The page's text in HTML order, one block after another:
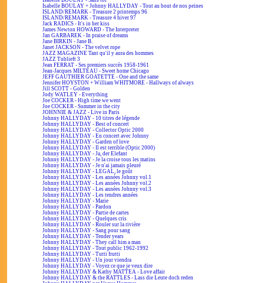
Isabelle BOULAY + Johnny HALLYDAY - Tout au bout de nos peines
ISLAND/REMARK - Treasure 2 printemps 96
ISLAND/REMARK - Treasure 4 hiver 97
Jack RADICS - It's in her kiss
James Newton HOWARD - The Interpreter
Jan GARBAREK - In praise of dreams
Jane BIRKIN - Jane B.
Janet JACKSON - The velvet rope
JAZZ MAGAZINE Tant qu'il y aura des hommes
JAZZ Tublieft 3
Jean FERRAT - Ses premiers succès 1958-1961
Jean-Jacques MILTEAU - Sweet home Chicago
JEFF GAUTHIER GOATETTE - One and the same
Jennifer HOYSTON + William WHITMORE - Hallways of always
Jill SCOTT - Golden
Jody WATLEY - Everything
Joe COCKER - High time we went
Joe COCKER - Summer in the city
JOHNNIE & JAZZ - Live in Paris
Johnny HALLYDAY - 10 titres de légende
Johnny HALLYDAY - Best of concert
Johnny HALLYDAY - Collector Optic 2000
Johnny HALLYDAY - En concert avec Johnny
Johnny HALLYDAY - Garden of love
Johnny HALLYDAY - Il est terrible (Optic 2000)
Johnny HALLYDAY - Ja, der Elefant
Johnny HALLYDAY - Je la croise tous les matins
Johnny HALLYDAY - Je n'ai jamais pleuré
Johnny HALLYDAY - LEGAL, le goût
Johnny HALLYDAY - Les années Johnny vol.1
Johnny HALLYDAY - Les années Johnny vol.2
Johnny HALLYDAY - Les années Johnny vol.3
Johnny HALLYDAY - Les tendres années
Johnny HALLYDAY - Marie
Johnny HALLYDAY - Pardon
Johnny HALLYDAY - Partie de cartes
Johnny HALLYDAY - Quelques cris
Johnny HALLYDAY - Rouler sur la rivière
Johnny HALLYDAY - Sang pour sang
Johnny HALLYDAY - Tender years
Johnny HALLYDAY - They call him a man
Johnny HALLYDAY - Tout public 1962-1992
Johnny HALLYDAY - Tutti frutti
Johnny HALLYDAY - Un jour viendra
Johnny HALLYDAY - Voyez ce que je veux dire
Johnny HALLYDAY & Kathy MATTEA - Love affair
Johnny HALLYDAY & the RATTLES - Lass die Leute doch reden